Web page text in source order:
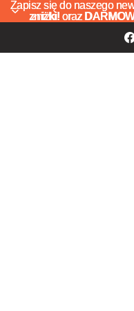
Zapisz się do naszego
zniżki! oraz
Zapisz się do naszego
zniżki! oraz